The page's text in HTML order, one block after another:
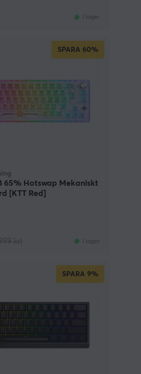
I lager
SPARA 60%
65% Hotswap Mekaniskt
[KTT Red]
I lager
SPARA 9%